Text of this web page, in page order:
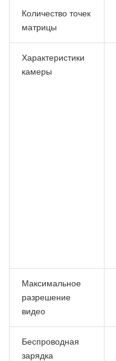
Количество точек
матрицы
Характеристики
камеры
Максимальное
разрешение
видео
Беспроводная
зарядка